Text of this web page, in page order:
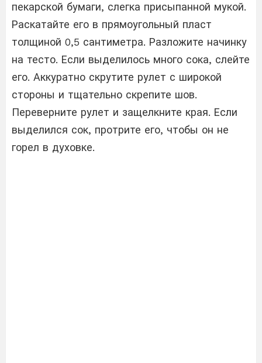
пекарской бумаги, слегка присыпанной мукой.
Раскатайте его в прямоугольный пласт
толщиной 0,5 сантиметра. Разложите начинку
на тесто. Если выделилось много сока, слейте
его. Аккуратно скрутите рулет с широкой
стороны и тщательно скрепите шов.
Переверните рулет и защелкните края. Если
выделился сок, протрите его, чтобы он не
горел в духовке.